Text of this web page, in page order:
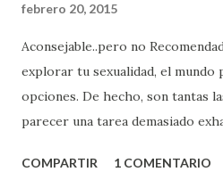
febrero 20, 2015
Aconsejable..pero no
explorar tu sexualidad, el mundo
opciones. De hecho, son tantas
parecer una tarea demasiado
partes de ti que jamás hubieras
COMPARTIR 1 COMENTARIO